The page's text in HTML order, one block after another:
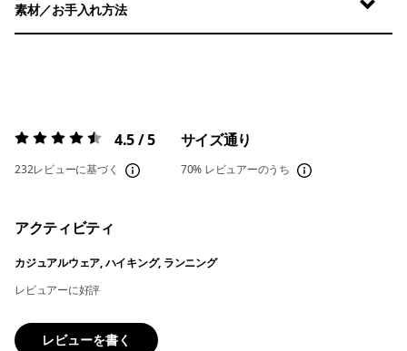
素材／お手入れ方法
評価:4.5 / 5 4.5 / 5
232レビューに基づく
サイズ通り
70% レビュアーのうち
アクティビティ
カジュアルウェア, ハイキング, ランニング
レビュアーに好評
レビューを書く